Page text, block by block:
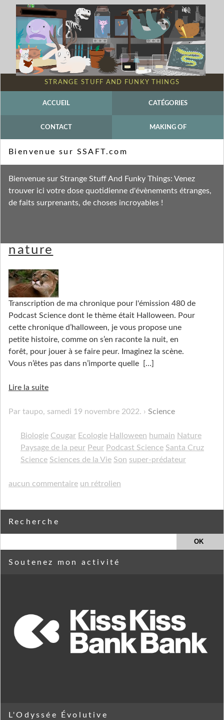
STRANGE STUFF AND FUNKY THINGS
ACCUEIL CATÉGORIES
CONTACT MAKING OF
Fil des commentaires
nature
Transcription de ma chronique pour l'émission 480 de
Podcast Science dont le thème était Halloween. Pour
cette chronique d’halloween, je vous propose une
petite histoire, comme on s’en raconte la nuit, en
forêt, pour jouer à se faire peur. Imaginez la scène.
Vous n’êtes pas dans n’importe quelle
[…]
Lire la suite
Par taupo, samedi 19 novembre 2022. Science
Biologie Cougar Ecologie Halloween humain Nature
Paysage de la peur Peur Podcast Science Santa Cruz
Science Sciences de la Vie Son super-prédateur
aucun commentaire un rétrolien
Bienvenue sur SSAFT.com
Bienvenue sur Strange Stuff And Funky Things: Venez
trouver ici votre dose quotidienne d'évènements étranges,
de faits surprenants, de choses incroyables !
Recherche
Soutenez mon activité
L'Odyssée Évolutive